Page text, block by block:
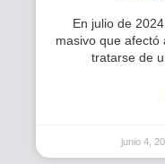
En julio de
masivo que afectó
tratarse de
junio 4,